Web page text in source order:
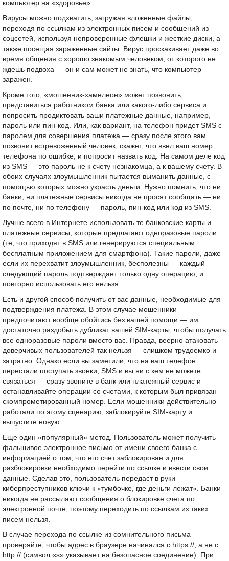
компьютер на «здоровье».
Вирусы можно подхватить, загружая вложенные файлы,
переходя по ссылкам из электронных писем и сообщений из
соцсетей, используя непроверенные флешки и жесткие диски, а
также посещая зараженные сайты. Вирус проскакивает даже во
время общения с хорошо знакомым человеком, от которого не
ждешь подвоха — он и сам может не знать, что компьютер
заражен.
Кроме того, «мошенник-хамелеон» может позвонить,
представиться работником банка или какого-либо сервиса и
попросить продиктовать ваши платежные данные, например,
пароль или пин-код. Или, как вариант, на телефон придет SMS с
паролем для совершения платежа — сразу после этого вам
позвонит встревоженный человек, скажет, что ввел ваш номер
телефона по ошибке, и попросит назвать код. На самом деле код
из SMS — это пароль не к счету незнакомца, а к вашему счету. В
обоих случаях злоумышленник пытается выманить данные, с
помощью которых можно украсть деньги. Нужно помнить, что ни
банки, ни платежные сервисы никогда не просят сообщать — ни
по почте, ни по телефону — пароль, пин-код или код из SMS.
Лучше всего в Интернете использовать те банковские карты и
платежные сервисы, которые предлагают одноразовые пароли
(те, что приходят в SMS или генерируются специальным
бесплатным приложением для смартфона). Такие пароли, даже
если их перехватит злоумышленник, бесполезны — каждый
следующий пароль подтверждает только одну операцию, и
повторно использовать его нельзя.
Есть и другой способ получить от вас данные, необходимые для
подтверждения платежа. В этом случае мошенники
предпочитают вообще обойтись без вашей помощи — им
достаточно раздобыть дубликат вашей SIM-карты, чтобы получать
все одноразовые пароли вместо вас. Правда, веерно атаковать
доверчивых пользователей так нельзя — слишком трудоемко и
затратно. Однако если вы заметили, что на ваш телефон
перестали поступать звонки, SMS и вы ни с кем не можете
связаться — сразу звоните в банк или платежный сервис и
останавливайте операции со счетами, к которым был привязан
скомпрометированный номер. Если мошенники действительно
работали по этому сценарию, заблокируйте SIM-карту и
выпустите новую.
Еще один «популярный» метод. Пользователь может получить
фальшивое электронное письмо от имени своего банка с
информацией о том, что его счет заблокирован и для
разблокировки необходимо перейти по ссылке и ввести свои
данные. Сделав это, пользователь передаст в руки
киберпреступников ключи к «тумбочке, где деньги лежат». Банки
никогда не рассылают сообщения о блокировке счета по
электронной почте, поэтому переходить по ссылкам из таких
писем нельзя.
В случае перехода по ссылке из сомнительного письма
проверяйте, чтобы адрес в браузере начинался с https://, а не с
http:// (символ «s» указывает на безопасное соединение). При